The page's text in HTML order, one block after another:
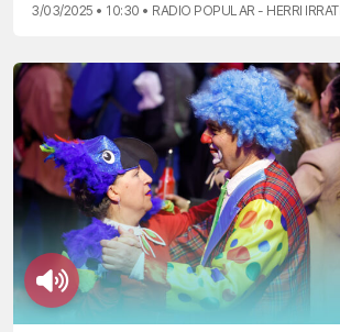
3/03/2025 • 10:30 • RADIO POPULAR - HERRI